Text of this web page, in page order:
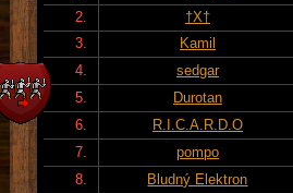
2.
†X†
3.
Kamil
4.
sedgar
5.
Durotan
6.
R.I.C.A.R.D.O
7.
pompo
8.
Bludný Elektron